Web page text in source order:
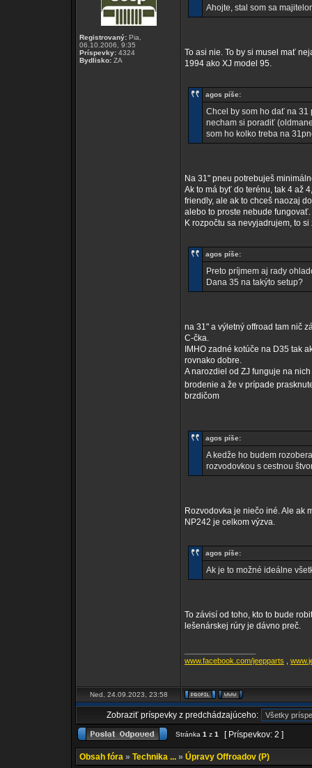
Registrovaný: Pia,
06.10.2006, 9:35
Príspevky: 4324
Bydlisko: ZA
Ahojte, stal som sa
To asi nie. To by si musel mať
1994 ako XJ model 95.
agos píše:
Chcel by som ho dať na 31
necham si poradiť
som ho kolko treba na
Na 31" pneu potrebuješ
Ak to má byť do terénu, tak 4 až
friendly, ale ak to chceš naozaj
alebo to proste nebude fungovať.
K rozpočtu sa nevyjadrujem, to si
agos píše:
Preto príjmem aj rady
Dana 35 na takýto setup?
na 31" a výletný offroad tam nič
C-čka.
IMHO zadné kotúče na D35 tak
rovnako dobre.
A narozdiel od ZJ funguje na
brodenie a že v prípade
brzdičom
agos píše:
A kedže ho budem
rozvodovkou s cestnou
Rozvodovka je niečo iné. Ale ak
NP242 je celkom výzva.
agos píše:
Ak je to možné ideálne
To závisí od toho, kto to bude
lešenárskej rúry je dávno preč.
www.facebook.com/jeepparts
Ned, 24.09.2023, 23:58
Zobraziť príspevky z predchádzajúceho:
Stránka 1 z 1 [ Príspevkov: 2 ]
Obsah fóra » Technika ... » Úpravy Offroadov (P)